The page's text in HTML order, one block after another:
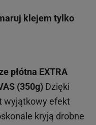
klejem tylko
płótna EXTRA
(350g) Dzięki
wyjątkowy efekt
kryją drobne